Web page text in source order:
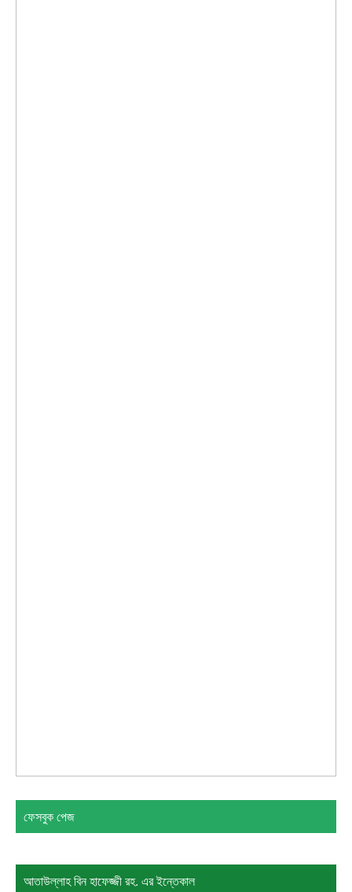
ফেসবুক পেজ
আতাউল্লাহ বিন হাফেজ্জী রহ. এর ইন্তেকাল